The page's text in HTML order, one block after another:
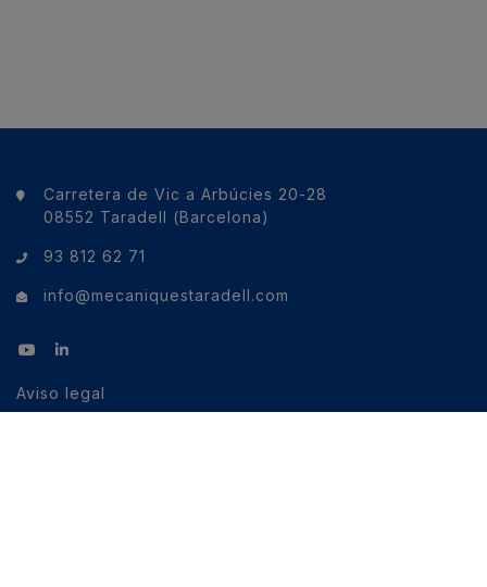
Carretera de Vic a Arbúcies 20-28
08552 Taradell (Barcelona)
93 812 62 71
info@mecaniquestaradell.com
Aviso legal